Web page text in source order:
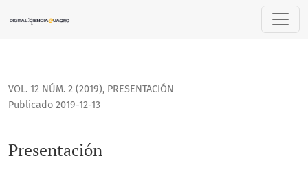
VOL. 12 NÚM. 2 (2019), PRESENTACIÓN
Presentación
Publicado 2019-12-13